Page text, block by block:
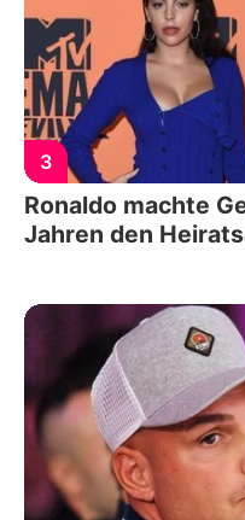
3
Ronaldo machte
Jahren den